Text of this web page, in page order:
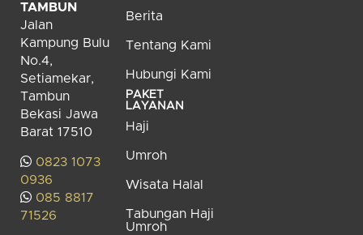
TAMBUN
Jalan
Kampung Bulu
No.4,
Setiamekar,
Tambun
Bekasi Jawa
Barat 17510
0823 1073
0936
085 8817
71526
Berita
Tentang Kami
Hubungi Kami
PAKET
LAYANAN
Haji
Umroh
Wisata Halal
Tabungan Haji
Umroh